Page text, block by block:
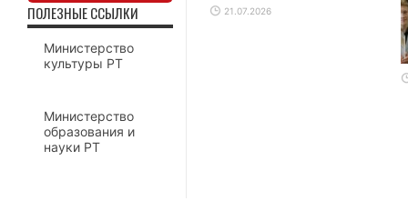
21.07.2026
ПОЛЕЗНЫЕ ССЫЛКИ
Министерство
культуры РТ
Министерство
образования и
науки РТ